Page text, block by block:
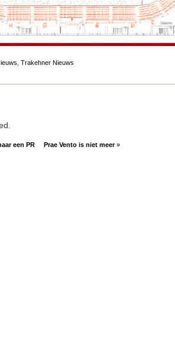
Trakehner Nieuws
een PR Prae Vento is niet meer»